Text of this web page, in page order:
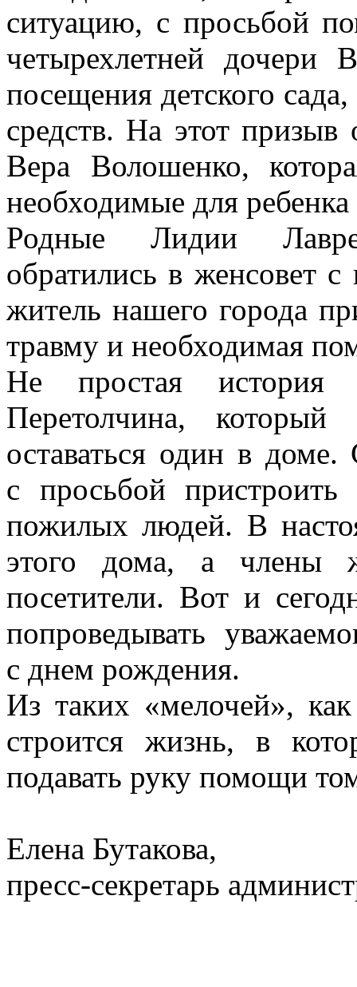
ситуацию, с просьбой
четырехлетней дочери
посещения детского
средств. На этот призыв
Вера Волошенко,
необходимые для
Родные Лидии
обратились в женсовет
житель нашего города
травму и необходимая
Не простая история
Перетолчина,
оставаться один в
с просьбой
пожилых людей. В
этого дома, а члены
посетители. Вот и
попроведывать
с днем рождения.
Из таких «мелочей»,
строится жизнь, в
подавать руку помощи
Елена Бутакова,
пресс-секретарь